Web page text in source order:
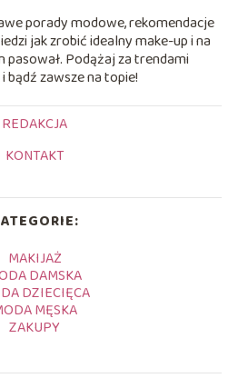
porady modowe, rekomendacje
jak zrobić idealny make-up i na
pasował. Podążaj za trendami
bądź zawsze na topie!
REDAKCJA
KONTAKT
MAKIJAŻ
DAMSKA
DZIECIĘCA
MĘSKA
ZAKUPY